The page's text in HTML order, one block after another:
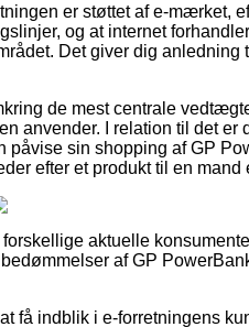
er støttet af e-mærket,
og at internet
Det giver dig
de mest centrale
anvender. I relation til det er
påvise sin shopping af GP
efter et produkt til en mand
aktuelle
af GP
få indblik i e-forretningens